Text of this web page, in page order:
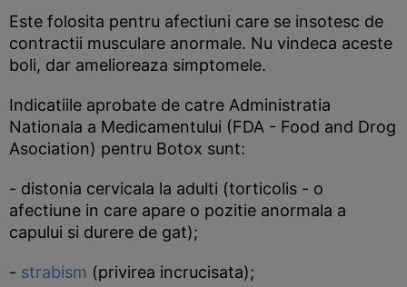
Este folosita pentru afectiuni care se insotesc de
contractii musculare anormale. Nu vindeca aceste
boli, dar amelioreaza simptomele.
Indicatiile aprobate de catre Administratia
Nationala a Medicamentului (FDA - Food and Drog
Asociation) pentru Botox sunt:
- distonia cervicala la adulti (torticolis - o
afectiune in care apare o pozitie anormala a
capului si durere de gat);
- strabism (privirea incrucisata);